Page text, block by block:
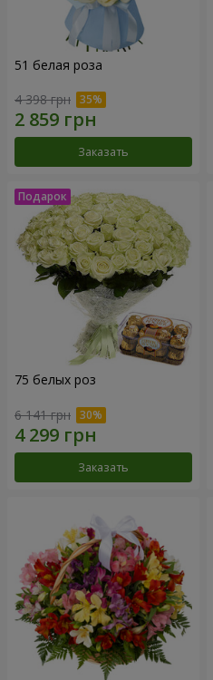
51 белая роза
4 398 грн
Заказать
75 белых роз
6 141 грн
Заказать